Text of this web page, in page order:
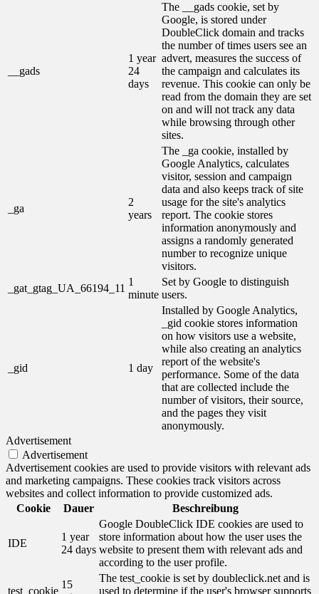
__gads
1 year
24
days
The __gads cookie, set by
Google, is stored under
DoubleClick domain and tracks
the number of times users see an
advert, measures the success of
the campaign and calculates its
revenue. This cookie can only be
read from the domain they are set
on and will not track any data
while browsing through other
sites.
_ga
2
years
The _ga cookie, installed by
Google Analytics, calculates
visitor, session and campaign
data and also keeps track of site
usage for the site's analytics
report. The cookie stores
information anonymously and
assigns a randomly generated
number to recognize unique
visitors.
_gat_gtag_UA_66194_11
1
minute
Set by Google to distinguish
users.
_gid 1 day
Installed by Google Analytics,
_gid cookie stores information
on how visitors use a website,
while also creating an analytics
report of the website's
performance. Some of the data
that are collected include the
number of visitors, their source,
and the pages they visit
anonymously.
Advertisement
Advertisement
Advertisement cookies are used to provide visitors with relevant ads
and marketing campaigns. These cookies track visitors across
websites and collect information to provide customized ads.
Cookie
Dauer Beschreibung
IDE
1 year
24 days
Google DoubleClick IDE cookies are used to
store information about how the user uses the
website to present them with relevant ads and
according to the user profile.
test_cookie
15
The test_cookie is set by doubleclick.net and is
used to determine if the user's browser supports